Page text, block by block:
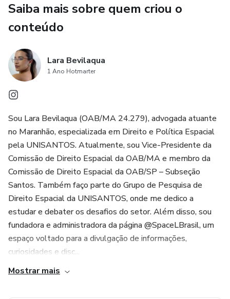
Se você quer dar o primeiro passo no universo do Direito
Espacial, este é o seu guia definitivo. Não perca a
acessível!
Saiba mais sobre quem criou o
conteúdo
Lara Bevilaqua
1 Ano Hotmarter
Sou Lara Bevilaqua (OAB/MA 24.279), advogada atuante
no Maranhão, especializada em Direito e Política Espacial
pela UNISANTOS. Atualmente, sou Vice-Presidente da
Comissão de Direito Espacial da OAB/MA e membro da
Comissão de Direito Espacial da OAB/SP – Subseção
Santos. Também faço parte do Grupo de Pesquisa de
Direito Espacial da UNISANTOS, onde me dedico a
estudar e debater os desafios do setor. Além disso, sou
fundadora e administradora da página @SpaceLBrasil, um
espaço voltado para a divulgação de informações,
curiosidades e disc...
Mostrar mais